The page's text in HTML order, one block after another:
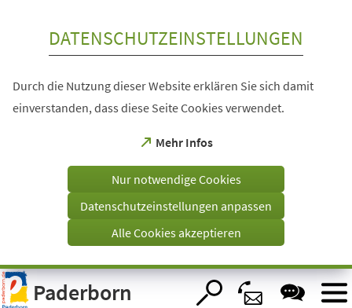
Visuelle
Assistenzsoftware
öffnen.
DATENSCHUTZEINSTELLUNGEN
Durch die Nutzung dieser Website erklären Sie sich damit
einverstanden, dass diese Seite Cookies verwendet.
Mehr Infos
(Öffnet
einem
Tab)
Nur notwendige Cookies
Datenschutzeinstellungen anpassen
Alle Cookies akzeptieren
Paderborn